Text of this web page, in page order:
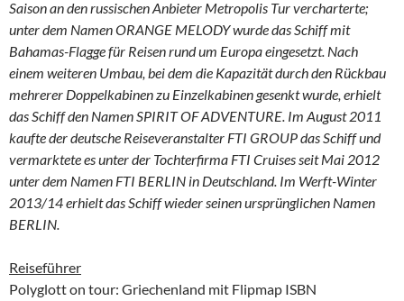
Saison an den russischen Anbieter Metropolis Tur vercharterte;
unter dem Namen ORANGE MELODY wurde das Schiff mit
Bahamas-Flagge für Reisen rund um Europa eingesetzt. Nach
einem weiteren Umbau, bei dem die Kapazität durch den Rückbau
mehrerer Doppelkabinen zu Einzelkabinen gesenkt wurde, erhielt
das Schiff den Namen SPIRIT OF ADVENTURE. Im August 2011
kaufte der deutsche Reiseveranstalter FTI GROUP das Schiff und
vermarktete es unter der Tochterfirma FTI Cruises seit Mai 2012
unter dem Namen FTI BERLIN in Deutschland. Im Werft-Winter
2013/14 erhielt das Schiff wieder seinen ursprünglichen Namen
BERLIN.
Reiseführer
Polyglott on tour: Griechenland mit Flipmap ISBN